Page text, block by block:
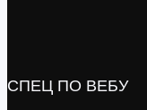
СПЕЦ ПО ВЕБУ